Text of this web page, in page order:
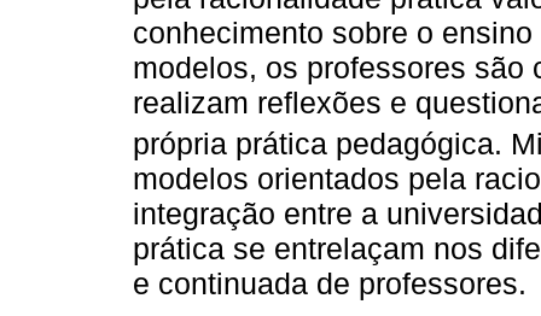
conhecimento sobre o
modelos, os professores são
realizam reflexões e
própria prática pedagógica.
modelos orientados pela
integração entre a
prática se entrelaçam nos
e continuada de professores.